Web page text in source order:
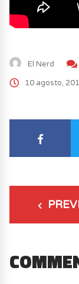
El Nerd
10 agosto,